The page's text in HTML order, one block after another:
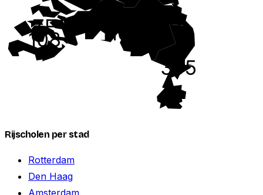
ZE
108 1045
LI
395
Rijscholen per stad
Rotterdam
Den Haag
Amsterdam